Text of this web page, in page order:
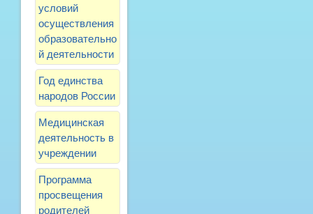
условий
осуществления
образовательно
й деятельности
Год единства
народов России
Медицинская
деятельность в
учреждении
Программа
просвещения
родителей